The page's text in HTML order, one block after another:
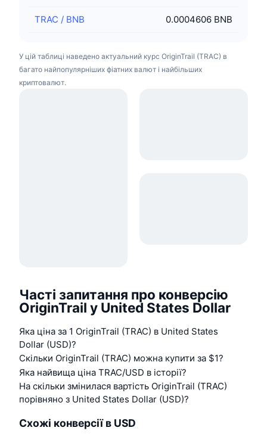
TRAC / BNB 0.0004606 BNB
У цій таблиці наведено актуальний курс OriginTrail (TRAC) в
багато найпопулярніших фіатних валют і найбільших
криптовалют.
Часті запитання про конверсію
OriginTrail у United States Dollar
Яка ціна за 1 OriginTrail (TRAC) в United States
Dollar (USD)?
Скільки OriginTrail (TRAC) можна купити за $1?
Яка найвища ціна TRAC/USD в історії?
На скільки змінилася вартість OriginTrail (TRAC)
порівняно з United States Dollar (USD)?
Схожі конверсії в USD